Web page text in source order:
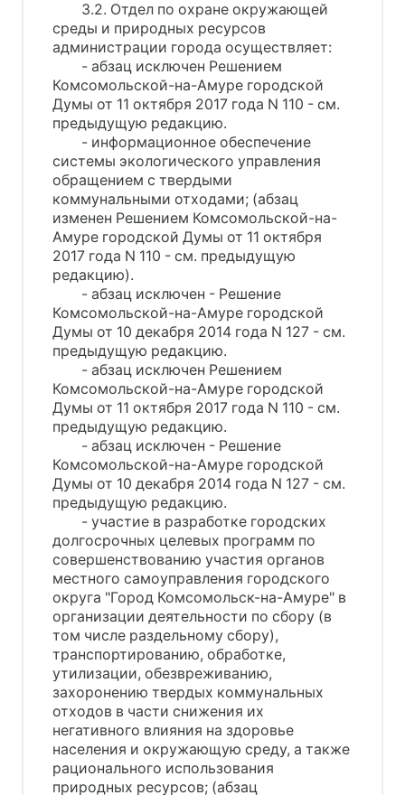
3.2. Отдел по охране окружающей
среды и природных ресурсов
администрации города осуществляет:
- абзац исключен Решением
Комсомольской-на-Амуре городской
Думы от 11 октября 2017 года N 110 - см.
предыдущую редакцию.
- информационное обеспечение
системы экологического управления
обращением с твердыми
коммунальными отходами; (абзац
изменен Решением Комсомольской-на-
Амуре городской Думы от 11 октября
2017 года N 110 - см. предыдущую
редакцию).
- абзац исключен - Решение
Комсомольской-на-Амуре городской
Думы от 10 декабря 2014 года N 127 - см.
предыдущую редакцию.
- абзац исключен Решением
Комсомольской-на-Амуре городской
Думы от 11 октября 2017 года N 110 - см.
предыдущую редакцию.
- абзац исключен - Решение
Комсомольской-на-Амуре городской
Думы от 10 декабря 2014 года N 127 - см.
предыдущую редакцию.
- участие в разработке городских
долгосрочных целевых программ по
совершенствованию участия органов
местного самоуправления городского
округа "Город Комсомольск-на-Амуре" в
организации деятельности по сбору (в
том числе раздельному сбору),
транспортированию, обработке,
утилизации, обезвреживанию,
захоронению твердых коммунальных
отходов в части снижения их
негативного влияния на здоровье
населения и окружающую среду, а также
рационального использования
природных ресурсов; (абзац